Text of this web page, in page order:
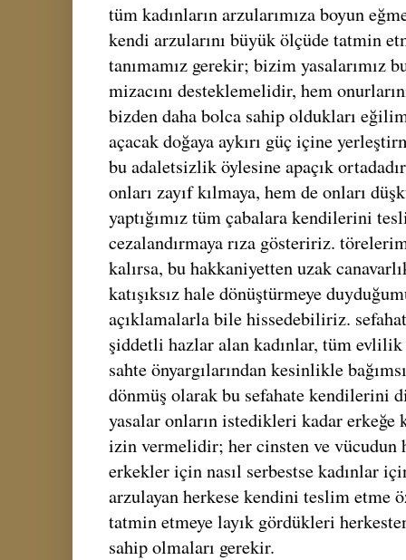
tüm kadınların arzularımıza boyun
kendi arzularını büyük ölçüde tatmin
tanımamız gerekir; bizim yasalarımız
mizacını desteklemelidir, hem
bizden daha bolca sahip oldukları
açacak doğaya aykırı güç içine
bu adaletsizlik öylesine apaçık
onları zayıf kılmaya, hem de onları
yaptığımız tüm çabalara kendilerini
cezalandırmaya rıza gösteririz.
kalırsa, bu hakkaniyetten uzak
katışıksız hale dönüştürmeye
açıklamalarla bile hissedebiliriz.
şiddetli hazlar alan kadınlar, tüm evlilik
sahte önyargılarından kesinlikle
dönmüş olarak bu sefahate kendilerini
yasalar onların istedikleri kadar
izin vermelidir; her cinsten ve vücudun
erkekler için nasıl serbestse kadınlar
arzulayan herkese kendini teslim etme
tatmin etmeye layık gördükleri
sahip olmaları gerekir.